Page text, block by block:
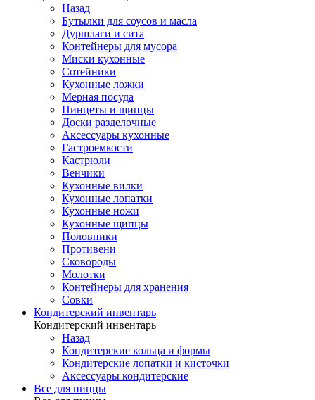
Назад
Бутылки для соусов и масла
Дуршлаги и сита
Контейнеры для мусора
Миски кухонные
Сотейники
Кухонные ложки
Мерная посуда
Пинцеты и щипцы
Доски разделочные
Аксессуары кухонные
Гастроемкости
Кастрюли
Венчики
Кухонные вилки
Кухонные лопатки
Кухонные ножи
Кухонные щипцы
Половники
Противени
Сковороды
Молотки
Контейнеры для хранения
Совки
Кондитерский инвентарь
Кондитерский инвентарь
Назад
Кондитерские кольца и формы
Кондитерские лопатки и кисточки
Аксессуары кондитерские
Все для пиццы